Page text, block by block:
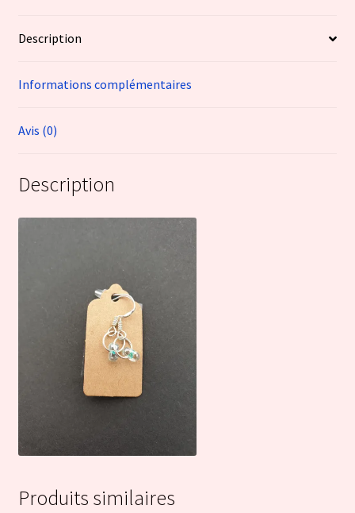
Description
Informations complémentaires
Avis (0)
Description
Produits similaires